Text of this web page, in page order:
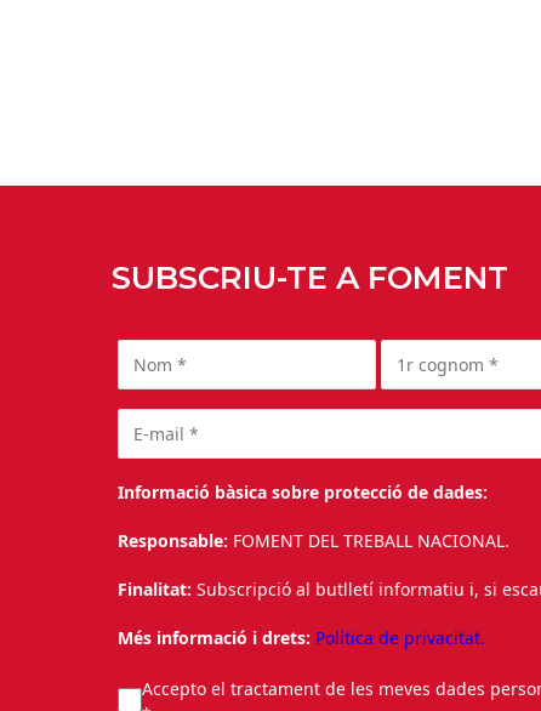
SUBSCRIU-TE A FOMENT
Informació bàsica sobre protecció de dades:
Responsable: FOMENT DEL TREBALL NACIONAL.
Finalitat: Subscripció al butlletí informatiu i, si
Més informació i drets: Política de privacitat.
Accepto el tractament de les meves dades